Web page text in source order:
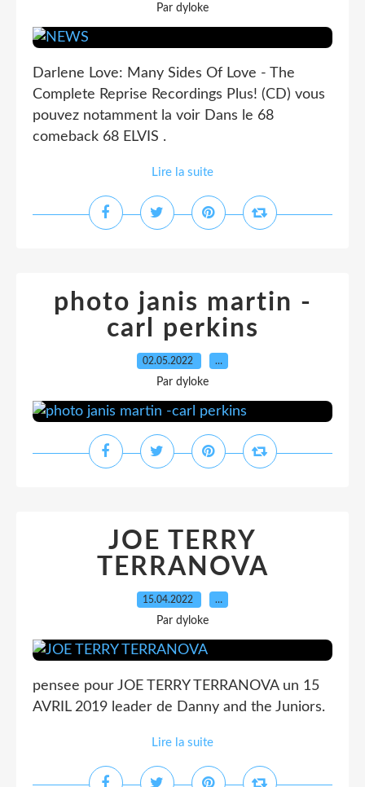
Par dyloke
Darlene Love: Many Sides Of Love - The
Complete Reprise Recordings Plus! (CD) vous
pouvez notamment la voir Dans le 68
comeback 68 ELVIS .
Lire la suite
photo janis martin -
carl perkins
02.05.2022 …
Par dyloke
JOE TERRY
TERRANOVA
15.04.2022 …
Par dyloke
pensee pour JOE TERRY TERRANOVA un 15
AVRIL 2019 leader de Danny and the Juniors.
Lire la suite